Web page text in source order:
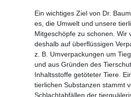
Ein wichtiges Ziel von Dr.
es, die Umwelt und unsere
Mitgeschöpfe zu schonen. Wir
deshalb auf überflüssigen
z. B. Umverpackungen um
und aus Gründen des
Inhaltsstoffe getöteter Tiere.
tierlichen Substanzen stammt
Schlachtabfällen der